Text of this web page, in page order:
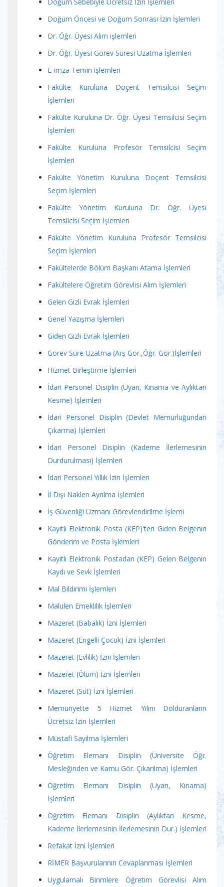
Doğum Öncesi ve Doğum Sonrası İzin İşlemleri
Dr. Öğr. Üyesi Alım işlemleri
Dr. Öğr. Üyesi Görev Süresi Uzatma İşlemleri
E-imza Temin işlemleri
Fakülte Kuruluna Doçent Temsilcisi Seçim
İşlemleri
Fakülte Kuruluna Dr. Öğr. Üyesi Temsilcisi Seçim
İşlemleri
Fakülte Kuruluna Profesör Temsilcisi Seçim
İşlemleri
Fakülte Yönetim Kuruluna Doçent Temsilcisi
Seçim İşlemleri
Fakülte Yönetim Kuruluna Dr. Öğr. Üyesi
Temsilcisi Seçim İşlemleri
Fakülte Yönetim Kuruluna Profesör Temsilcisi
Seçim İşlemleri
Fakültelerde Bölüm Başkanı Atama İşlemleri
Fakültelere Öğretim Görevlisi Alım İşlemleri
Gelen Gizli Evrak İşlemleri
Genel Yazışma İşlemleri
Giden Gizli Evrak İşlemleri
Görev Süre Uzatma (Arş Gör.,Öğr. Gör.)İşlemleri
Hizmet Birleştirme İşlemleri
İdari Personel Disiplin (Uyarı, Kınama ve Aylıktan
Kesme) İşlemleri
İdari Personel Disiplin (Devlet Memurluğundan
Çıkarma) İşlemleri
İdari Personel Disiplin (Kademe İlerlemesinin
Durdurulması) İşlemleri
İdari Personel Yıllık İzin İşlemleri
İl Dışı Naklen Ayrılma İşlemleri
İş Güvenliği Uzmanı Görevlendirilme İşlemi
Kayıtlı Elektronik Posta (KEP)'ten Giden Belgenin
Gönderim ve Posta İşlemleri
Kayıtlı Elektronik Postadan (KEP) Gelen Belgenin
Kaydı ve Sevk İşlemleri
Mal Bildirimi İşlemleri
Malulen Emeklilik İşlemleri
Mazeret (Babalık) İzni İşlemleri
Mazeret (Engelli Çocuk) İzni İşlemleri
Mazeret (Evlilik) İzni İşlemleri
Mazeret (Ölüm) İzni İşlemleri
Mazeret (Süt) İzni İşlemleri
Memuriyette 5 Hizmet Yılını Dolduranların
Ücretsiz İzin İşlemleri
Müstafi Sayılma İşlemleri
Öğretim Elemanı Disiplin (Üniversite Öğr.
Mesleğinden ve Kamu Gör. Çıkarılma) İşlemleri
Öğretim Elemanı Disiplin (Uyarı, Kınama)
İşlemleri
Öğretim Elemanı Disiplin (Aylıktan Kesme,
Kademe İlerlemesinin İlerlemesinin Dur.) İşlemleri
Refakat İzni İşlemleri
RİMER Başvurularının Cevaplanması İşlemleri
Uygulamalı Birimlere Öğretim Görevlisi Alım